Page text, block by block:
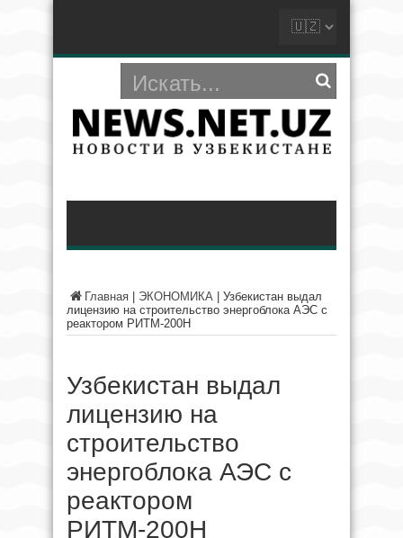
Главная ЭКОНОМИКА
Узбекистан выдал
лицензию на строительство энергоблока АЭС с
реактором РИТМ-200Н
Узбекистан выдал
лицензию на
строительство
энергоблока АЭС с
реактором
РИТМ-200Н